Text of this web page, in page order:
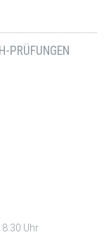
PRÜFUNGEN
Uhr